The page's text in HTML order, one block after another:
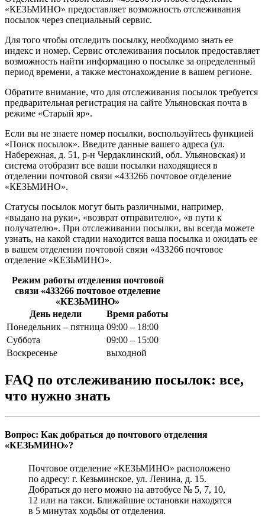
«КЕЗЬМИНО» предоставляет возможность отслеживания
посылок через специальный сервис.
Для того чтобы отследить посылку, необходимо знать ее
индекс и номер. Сервис отслеживания посылок предоставляет
возможность найти информацию о посылке за определенный
период времени, а также местонахождение в вашем регионе.
Обратите внимание, что для отслеживания посылок требуется
предварительная регистрация на сайте Ульяновская почта в
режиме «Старый яр».
Если вы не знаете номер посылки, воспользуйтесь функцией
«Поиск посылок». Введите данные вашего адреса (ул.
Набережная, д. 51, р-н Чердаклинский, обл. Ульяновская) и
система отобразит все ваши посылки находящиеся в
отделении почтовой связи «433266 почтовое отделение
«КЕЗЬМИНО».
Статусы посылок могут быть различными, например,
«выдано на руки», «возврат отправителю», «в пути к
получателю». При отслеживании посылки, вы всегда можете
узнать, на какой стадии находится ваша посылка и ожидать ее
в вашем отделении почтовой связи «433266 почтовое
отделение «КЕЗЬМИНО».
Режим работы отделения почтовой
связи «433266 почтовое отделение
«КЕЗЬМИНО»
День недели
Время работы
Понедельник – пятница 09:00 – 18:00
Суббота
09:00 – 15:00
Воскресенье
выходной
FAQ по отслеживанию посылок: все,
что нужно знать
Вопрос: Как добраться до почтового отделения
«КЕЗЬМИНО»?
Почтовое отделение «КЕЗЬМИНО» расположено
по адресу: г. Кезьминское, ул. Ленина, д. 15.
Добраться до него можно на автобусе № 5, 7, 10,
12 или на такси. Ближайшие остановки находятся
в 5 минутах ходьбы от отделения.